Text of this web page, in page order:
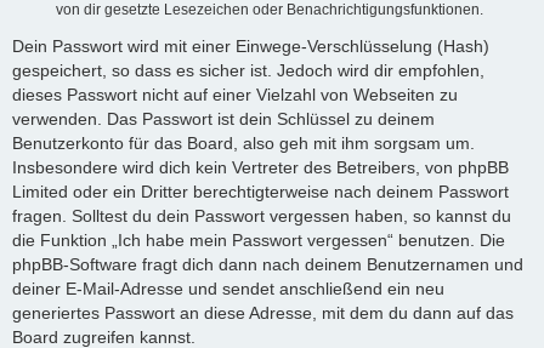
von dir gesetzte Lesezeichen oder Benachrichtigungsfunktionen.
Dein Passwort wird mit einer Einwege-Verschlüsselung (Hash)
gespeichert, so dass es sicher ist. Jedoch wird dir empfohlen,
dieses Passwort nicht auf einer Vielzahl von Webseiten zu
verwenden. Das Passwort ist dein Schlüssel zu deinem
Benutzerkonto für das Board, also geh mit ihm sorgsam um.
Insbesondere wird dich kein Vertreter des Betreibers, von phpBB
Limited oder ein Dritter berechtigterweise nach deinem Passwort
fragen. Solltest du dein Passwort vergessen haben, so kannst du
die Funktion „Ich habe mein Passwort vergessen“ benutzen. Die
phpBB-Software fragt dich dann nach deinem Benutzernamen und
deiner E-Mail-Adresse und sendet anschließend ein neu
generiertes Passwort an diese Adresse, mit dem du dann auf das
Board zugreifen kannst.